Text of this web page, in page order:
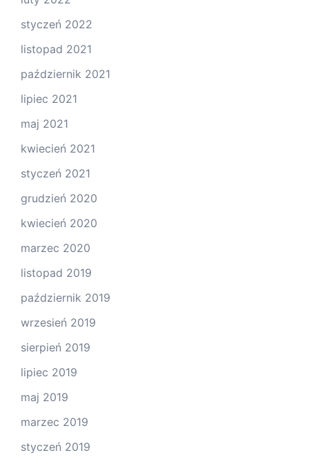
styczeń 2022
listopad 2021
październik 2021
lipiec 2021
maj 2021
kwiecień 2021
styczeń 2021
grudzień 2020
kwiecień 2020
marzec 2020
listopad 2019
październik 2019
wrzesień 2019
sierpień 2019
lipiec 2019
maj 2019
marzec 2019
styczeń 2019